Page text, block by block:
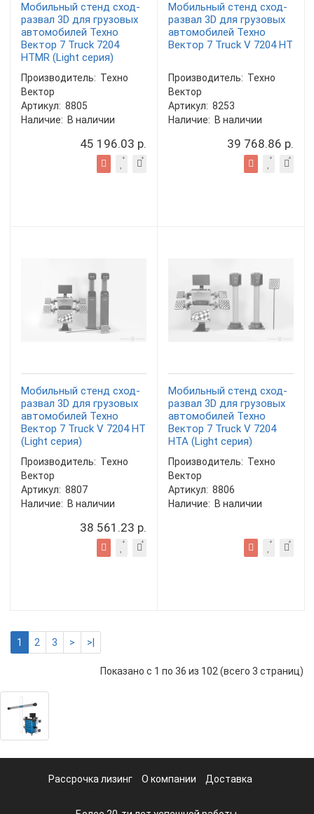
Мобильный стенд сход-
развал 3D для грузовых
автомобилей Техно
Вектор 7 Truck 7204
HTMR (Light серия)
Производитель: Техно
Вектор
Артикул: 8805
Наличие: В наличии
45 196.03 р.
Мобильный стенд сход-
развал 3D для грузовых
автомобилей Техно
Вектор 7 Truck V 7204 HT
Производитель: Техно
Вектор
Артикул: 8253
Наличие: В наличии
39 768.86 р.
Мобильный стенд сход-
развал 3D для грузовых
автомобилей Техно
Вектор 7 Truck V 7204 HT
(Light серия)
Производитель: Техно
Вектор
Артикул: 8807
Наличие: В наличии
38 561.23 р.
Мобильный стенд сход-
развал 3D для грузовых
автомобилей Техно
Вектор 7 Truck V 7204
HTA (Light серия)
Производитель: Техно
Вектор
Артикул: 8806
Наличие: В наличии
1 2 3 > >|
Показано с 1 по 36 из 102 (всего 3 страниц)
Рассрочка лизинг О компании Доставка